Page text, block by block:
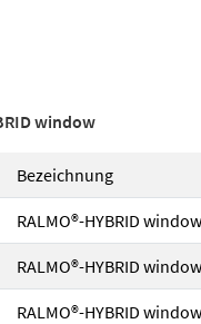
window
Bezeichnung
RALMO®-HYBRID
RALMO®-HYBRID
RALMO®-HYBRID